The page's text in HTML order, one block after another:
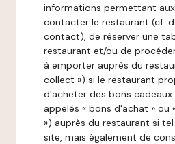
informations permettant
contacter le restaurant (cf.
contact), de réserver une
restaurant et/ou de
à emporter auprès du
collect ») si le restaurant
d'acheter des bons cadeaux
appelés « bons d'achat » ou
») auprès du restaurant si
site, mais également de